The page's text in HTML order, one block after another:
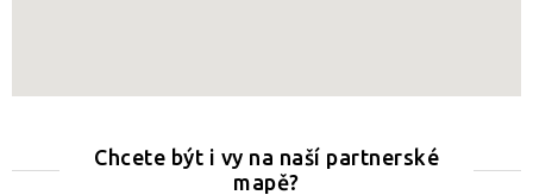
Chcete být i vy na naší partnerské
mapě?